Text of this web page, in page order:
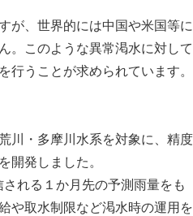
が、世界的には中国や米国等に
。このような異常渇水に対して
行うことが求められています。
川・多摩川水系を対象に、精度
開発しました。
れる１か月先の予測雨量をも
や取水制限など渇水時の運用を